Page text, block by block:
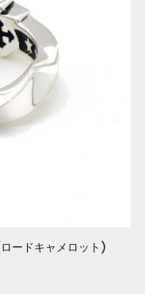
ードキャメロット)